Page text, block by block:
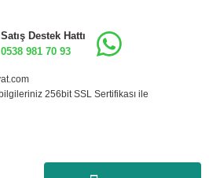
256bit SSL Sertifikası ile
Satış Destek Hattı
0538 981 70 93